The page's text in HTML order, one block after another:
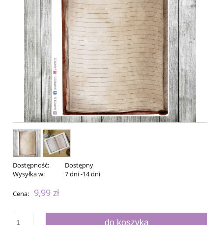
Dostępność:
Dostępny
Wysyłka w:
7 dni -14 dni
Cena: 9,99 zł
do koszyka